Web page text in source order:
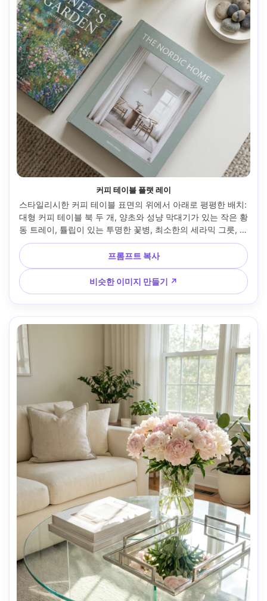
커피 테이블 플랫 레이
스타일리시한 커피 테이블 표면의 위에서 아래로 평평한 배치:
대형 커피 테이블 북 두 개, 양초와 성냥 막대기가 있는 작은 황
동 트레이, 튤립이 있는 투명한 꽃병, 최소한의 세라믹 그릇, 완
벽한 간격과 부정적인 공간, 부드러운 일광, Canon R5에서 촬
영, 35mm, f/4, 선명한 초점, 사실적인 제품 스타일 인테리어
평평한 배치, 깔끔한 색상 등급 --ar 4:5
프롬프트 복사
비슷한 이미지 만들기 ↗